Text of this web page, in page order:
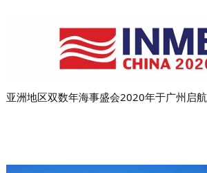
关于我们
亚洲地区双数年海事盛会2020年于广州启航